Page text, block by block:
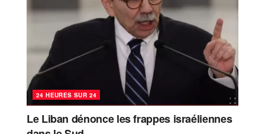
24 HEURES SUR 24
Le Liban dénonce les frappes israéliennes